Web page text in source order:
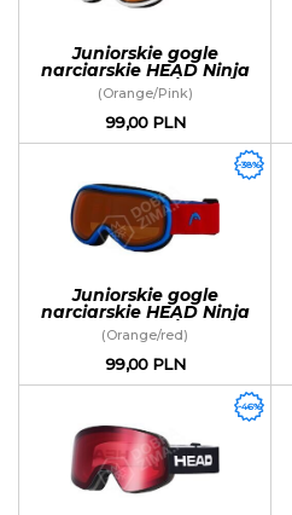
Juniorskie gogle
narciarskie HEAD Ninja
sezon 2018/2019
(Orange/Pink)
99,00 PLN
Juniorskie gogle
narciarskie HEAD Ninja
sezon 2018/2019
(Orange/red)
99,00 PLN
-38%
-46%